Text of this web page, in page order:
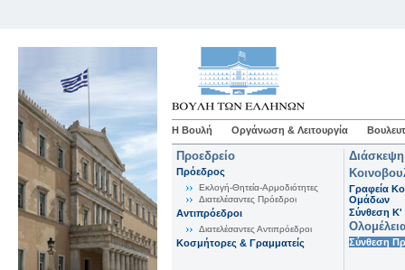
Η Βουλή Οργάνωση & Λειτουργία
Προεδρείο
Πρόεδρος
Εκλογή-Θητεία-Αρμοδιότητες
Διατελέσαντες Πρόεδροι
Αντιπρόεδροι
Διατελέσαντες Αντιπρόεδροι
Κοσμήτορες & Γραμματείς
Γραφεία
Ομάδων
Σύνθεση K'
Σύνθεση